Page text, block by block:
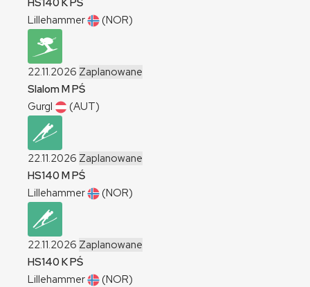
Lillehammer
(NOR)
22.11.2026 Zaplanowane
SlalomMPŚ
Gurgl
(AUT)
22.11.2026 Zaplanowane
HS140MPŚ
Lillehammer
(NOR)
22.11.2026 Zaplanowane
HS140KPŚ
Lillehammer
(NOR)